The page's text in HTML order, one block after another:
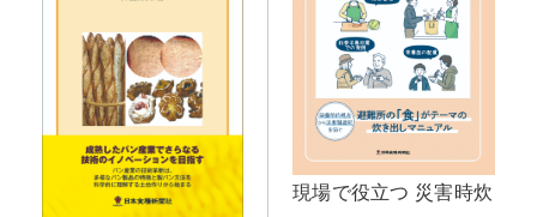
現場で役立つ 災害時炊